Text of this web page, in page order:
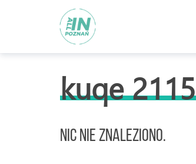
kuqe 2115
Nic nie znaleziono.